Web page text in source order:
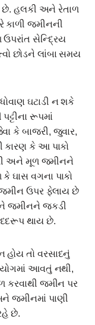
હલકી અને રેતાળ
કાળી જમીનની
ઉપરાંત સેન્દ્રિય
છોડને લાંબા સમય
ઘટાડી ન શકે
રૂપમાં
કે બાજરી, જુવાર,
કારણ કે આ પાકો
અને મૂળ જમીનને
ઘાસ વગના પાકો
ઉપર ફેલાય છે
જમીનને જકડી
થાય છે.
હોય તો વરસાદનું
આવતું નથી,
જમીન પર
જમીનમાં પાણી
છે.